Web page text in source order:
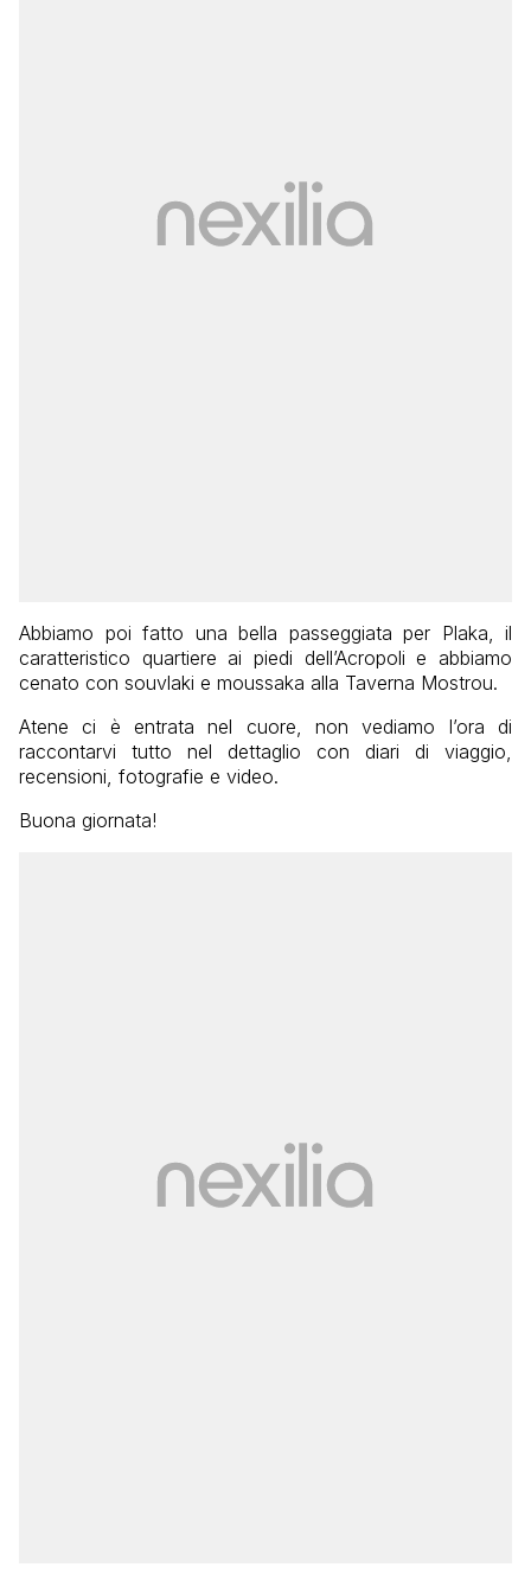
Abbiamo poi fatto una bella passeggiata per Plaka, il
caratteristico quartiere ai piedi dell’Acropoli e abbiamo
cenato con souvlaki e moussaka alla Taverna Mostrou.
Atene ci è entrata nel cuore, non vediamo l’ora di
raccontarvi tutto nel dettaglio con diari di viaggio,
recensioni, fotografie e video.
Buona giornata!